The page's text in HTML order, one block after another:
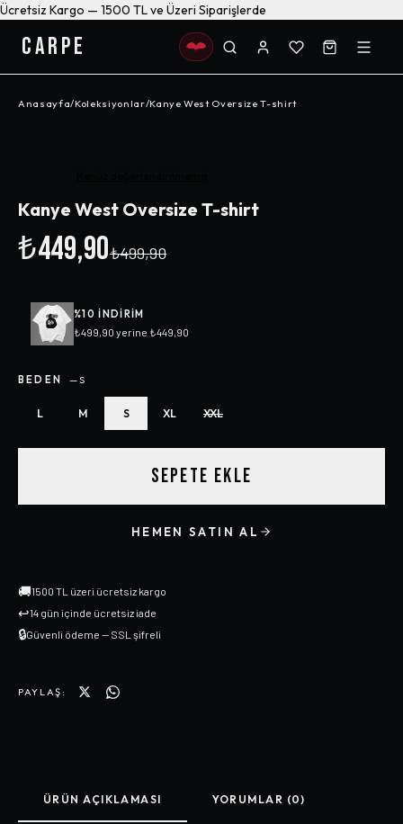
Ücretsiz Kargo — 1500 TL ve Üzeri Siparişlerde
CARPE
Anasayfa/Koleksiyonlar/Kanye West Oversize T-shirt
Kanye West Oversize T-shirt
₺449,90₺499,90
%10 INDIRIM
₺499,90 yerine ₺449,90
BEDEN —S
L M S XL XXL
SEPETE EKLE
HEMEN SATIN AL
🚚1500 TL üzeri ücretsiz kargo
↩14 gün içinde ücretsiz iade
🔒Güvenli ödeme — SSL şifreli
PAYLAŞ:
ÜRÜN AÇIKLAMASI YORUMLAR (0)